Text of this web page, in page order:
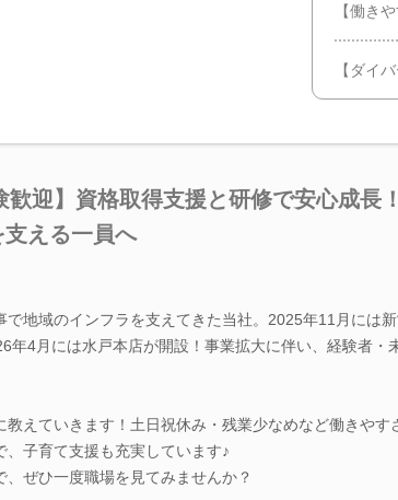
【働き
【ダイ
歓迎】資格取得支援と研修で安心成長
える一員へ
で地域のインフラを支えてきた当社。2025年11月には
年4月には水戸本店が開設！事業拡大に伴い、経験者・
えていきます！土日祝休み・残業少なめなど働きやす
子育て支援も充実しています♪
ぜひ一度職場を見てみませんか？